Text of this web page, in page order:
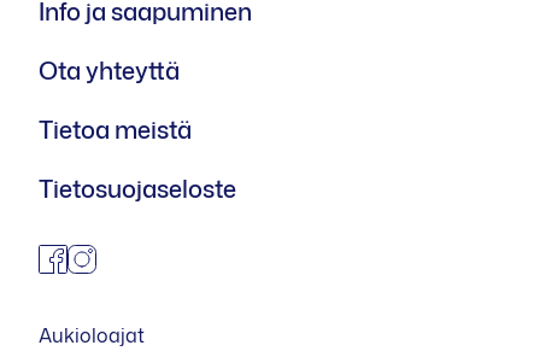
Info ja saapuminen
Ota yhteyttä
Tietoa meistä
Tietosuojaseloste
facebook
instagram
Aukioloajat